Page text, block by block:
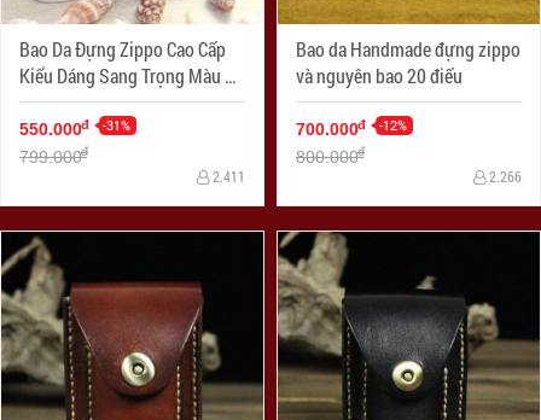
Bao Da Đựng Zippo Cao Cấp
Kiểu Dáng Sang Trọng Màu Da
Nhạt Ốp Hình
550.000đ -31%
799.000đ
2.411
Bao da Handmade đựng zippo
và nguyên bao 20 điếu
700.000đ -12%
800.000đ
2.266